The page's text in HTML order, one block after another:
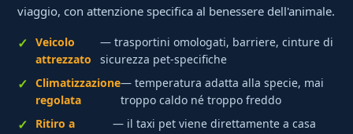
viaggio, con attenzione specifica al benessere dell'animale.
Veicolo
attrezzato
— trasportini omologati, barriere, cinture di
sicurezza pet-specifiche
Climatizzazione
regolata
— temperatura adatta alla specie, mai
troppo caldo né troppo freddo
Ritiro a
— il taxi pet viene direttamente a casa